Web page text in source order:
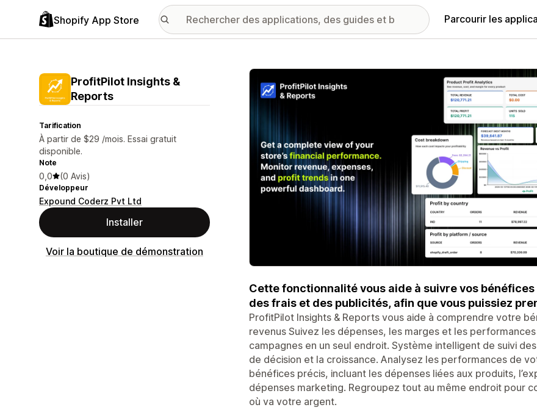
Shopify App Store Parcourir les
ProfitPilot Insights &
Reports
Tarification
À partir de $29 /mois. Essai gratuit
disponible.
Note
0,0 (0 Avis)
Développeur
Expound Coderz Pvt Ltd
Installer
Voir la boutique de démonstration
Galerie d’images vedette
Cette fonctionnalité vous aide à suivre vos
des frais et des publicités, afin que vous puissiez
ProfitPilot Insights & Reports vous aide à comprendre votre
revenus Suivez les dépenses, les marges et les
campagnes en un seul endroit. Système intelligent de suivi
de décision et la croissance. Analysez les performances de
bénéfices précis, incluant les dépenses liées aux produits,
dépenses marketing. Regroupez tout au même endroit pour
où va votre argent.